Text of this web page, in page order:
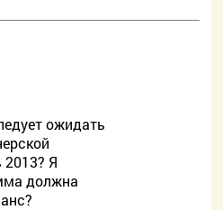
ожидать
Я
должна